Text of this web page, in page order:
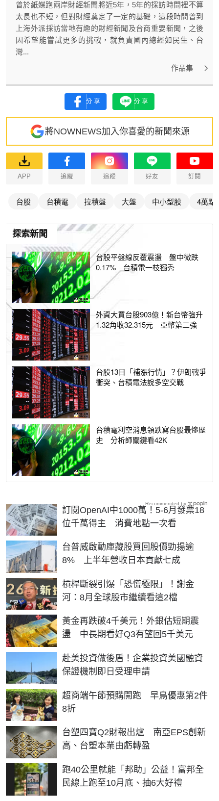
曾於紙媒跑兩岸財經新聞將近5年，5年的採訪時間裡不算
太長也不短，但對財經奠定了一定的基礎，這段時間曾到
上海外派採訪當地有趣的財經新聞及台商重要新聞，之後
因希望能嘗試更多的挑戰，就負責國內總經如民生、台
灣...
作品集
分享 分享
將NOWNEWS加入你喜愛的新聞來源
APP 追蹤 追蹤 好友 訂閱
台股 台積電 拉積盤 大盤 中小型股 4萬點
探索新聞
台股平盤線反覆震盪 盤中微跌
0.17% 台積電一枝獨秀
外資大買台股903億！新台幣強升
1.32角收32.315元 亞幣第二強
台股13日「補漲行情」？伊朗戰爭
衝突、台積電法說多空交戰
台積電利空消息領跌寫台股最慘歷
史 分析師關鍵看42K
訂閱OpenAI中1000萬！5-6月發票18
位千萬得主 消費地點一次看
台普威啟動庫藏股買回股價勁揚逾
8% 上半年營收日本貢獻七成
槓桿斷裂引爆「恐慌極限」！謝金
河：8月全球股市繼續看這2檔
黃金再跌破4千美元！外銀估短期震
盪 中長期看好Q3有望回5千美元
赴美投資做後盾！企業投資美國融資
保證機制即日受理申請
超商端午節預購開跑 早鳥優惠第2件
8折
台塑四寶Q2財報出爐 南亞EPS創新
高、台塑本業由虧轉盈
跑40公里就能「邦助」公益！富邦全
民線上跑至10月底、抽6大好禮
Recommended by